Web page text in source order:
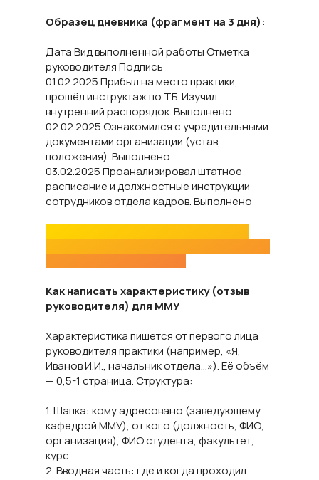
Образец дневника (фрагмент на 3 дня):
Дата Вид выполненной работы Отметка
руководителя Подпись
01.02.2025 Прибыл на место практики,
прошёл инструктаж по ТБ. Изучил
внутренний распорядок. Выполнено
02.02.2025 Ознакомился с учредительными
документами организации (устав,
положения). Выполнено
03.02.2025 Проанализировал штатное
расписание и должностные инструкции
сотрудников отдела кадров. Выполнено
Как написать характеристику (отзыв
руководителя) для ММУ
Характеристика пишется от первого лица
руководителя практики (например, «Я,
Иванов И.И., начальник отдела…»). Её объём
— 0,5-1 страница. Структура:
1. Шапка: кому адресовано (заведующему
кафедрой ММУ), от кого (должность, ФИО,
организация), ФИО студента, факультет,
курс.
2. Вводная часть: где и когда проходил